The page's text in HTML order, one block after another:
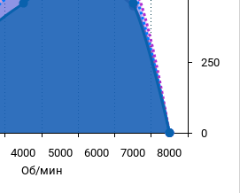
Об/мин
4000 5000 6000 7000 8000
0
250